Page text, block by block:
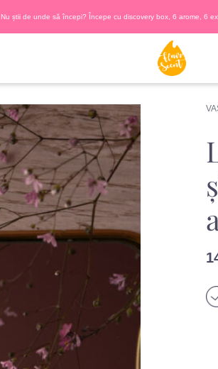
Nu știi de unde să începi? Începe cu discovery box, 6 arome, 6